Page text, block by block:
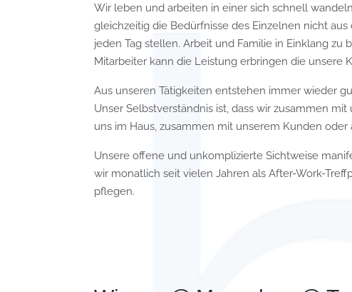
Wir leben und arbeiten in einer sich schnell
gleichzeitig die Bedürfnisse des Einzelnen nicht
jeden Tag stellen. Arbeit und Familie in Einklang
Mitarbeiter kann die Leistung erbringen die unsere
Aus unseren Tätigkeiten entstehen immer wieder
Unser Selbstverständnis ist, dass wir zusammen
uns im Haus, zusammen mit unserem Kunden
Unsere offene und unkomplizierte Sichtweise
wir monatlich seit vielen Jahren als After-Work-
pflegen.